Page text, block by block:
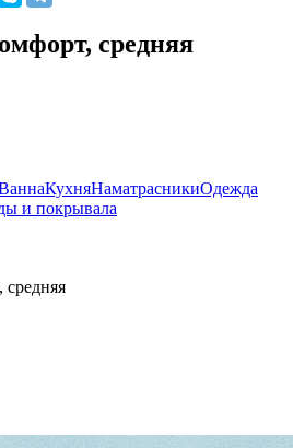
средняя
КухняНаматрасникиОдежда
и покрывала